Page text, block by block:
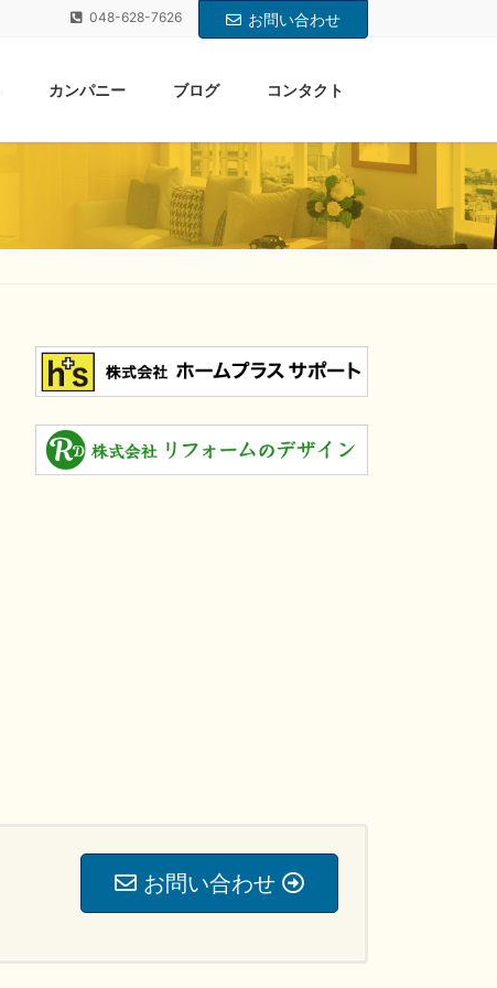
048-628-7626 お問い合わせ
カンパニー ブログ コンタクト
お問い合わせ